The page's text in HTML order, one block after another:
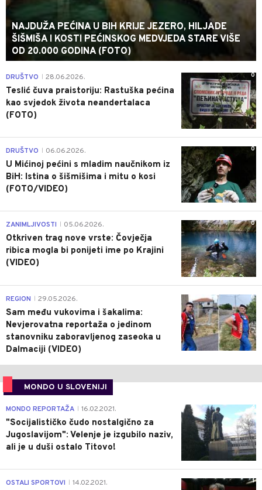
NAJDUŽA PEĆINA U BIH KRIJE JEZERO, HILJADE
ŠIŠMIŠA I KOSTI PEĆINSKOG MEDVJEDA STARE VIŠE
OD 20.000 GODINA (FOTO)
0
DRUŠTVO 28.06.2026.
Teslić čuva praistoriju: Rastuška pećina
kao svjedok života neandertalaca
(FOTO)
0
DRUŠTVO 06.06.2026.
U Mićinoj pećini s mladim naučnikom iz
BiH: Istina o šišmišima i mitu o kosi
(FOTO/VIDEO)
0
ZANIMLJIVOSTI 05.06.2026.
Otkriven trag nove vrste: Čovječja
ribica mogla bi ponijeti ime po Krajini
(VIDEO)
0
REGION 29.05.2026.
Sam među vukovima i šakalima:
Nevjerovatna reportaža o jedinom
stanovniku zaboravljenog zaseoka u
Dalmaciji (VIDEO)
MONDO U SLOVENIJI
4
MONDO REPORTAŽA 16.02.2021.
"Socijalističko čudo nostalgično za
Jugoslavijom": Velenje je izgubilo naziv,
ali je u duši ostalo Titovo!
1
OSTALI SPORTOVI 14.02.2021.